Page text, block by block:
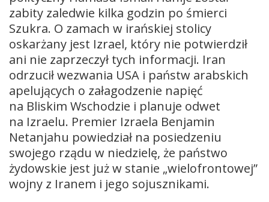
zabity zaledwie kilka godzin po śmierci
Szukra. O zamach w irańskiej stolicy
oskarżany jest Izrael, który nie potwierdził
ani nie zaprzeczył tych informacji. Iran
odrzucił wezwania USA i państw arabskich
apelujących o załagodzenie napięć
na Bliskim Wschodzie i planuje odwet
na Izraelu. Premier Izraela Benjamin
Netanjahu powiedział na posiedzeniu
swojego rządu w niedzielę, że państwo
żydowskie jest już w stanie „wielofrontowej”
wojny z Iranem i jego sojusznikami.